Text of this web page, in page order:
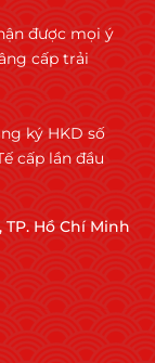
được mọi ý
cấp trải
ký HKD số
cấp lần đầu
Hồ Chí Minh